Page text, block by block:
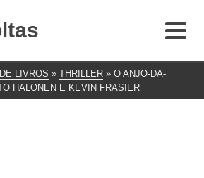
LIVROS » THRILLER » O ANJO-DA-
HALONEN E KEVIN FRASIER